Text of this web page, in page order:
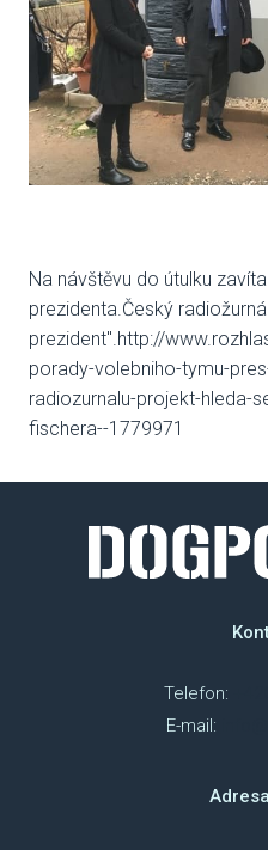
Na návštěvu do útulku
prezidenta.Český
prezident".http://
porady-volebniho-tymu-
radiozurnalu-projekt-hleda-
fischera--1779971
Telefon:
E-mail: